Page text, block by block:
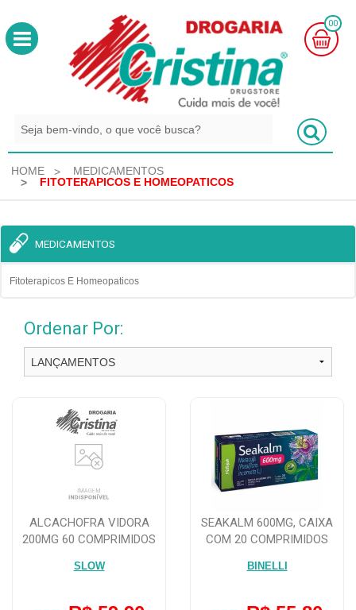
00
HOME
MEDICAMENTOS
FITOTERAPICOS E HOMEOPATICOS
MEDICAMENTOS
Fitoterapicos E Homeopaticos
Ordenar Por:
ALCACHOFRA VIDORA
200MG 60 COMPRIMIDOS
SLOW
SEAKALM 600MG, CAIXA
COM 20 COMPRIMIDOS
BINELLI